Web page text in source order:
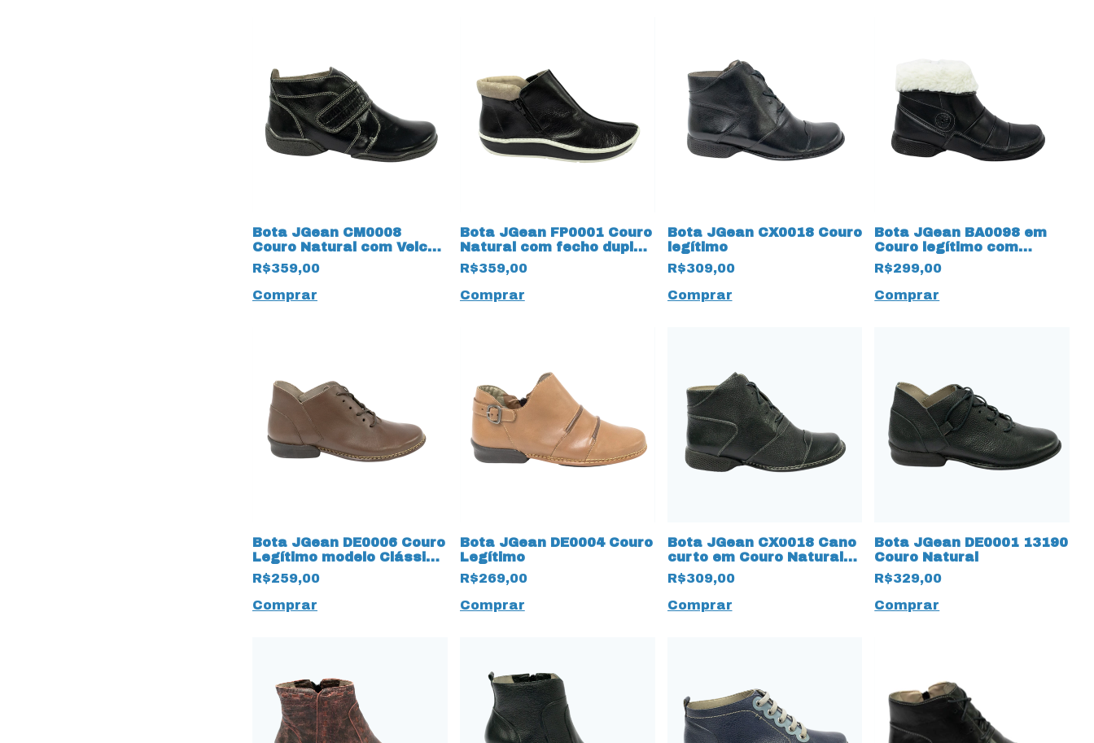
Bota JGean CM0008
Couro Natural com Velcro
para ajuste 15145 Preto
R$359,00
Comprar
Bota JGean FP0001 Couro
Natural com fecho duplo
15144 Preto
R$359,00
Comprar
Bota JGean CX0018 Couro
legítimo
R$309,00
Comprar
Bota JGean BA0098 em
Couro legítimo com
detalhe em Lã
R$299,00
Comprar
Bota JGean DE0006 Couro
Legítimo modelo Clássico
de Cadarços
R$259,00
Comprar
Bota JGean DE0004 Couro
Legítimo
R$269,00
Comprar
Bota JGean CX0018 Cano
curto em Couro Natural
13194 Preto
R$309,00
Comprar
Bota JGean DE0001 13190
Couro Natural
R$329,00
Comprar